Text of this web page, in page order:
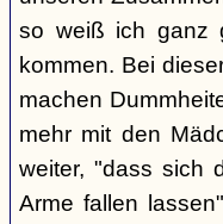
so weiß ich ganz
kommen. Bei
machen
mehr mit den
weiter, "dass sich
Arme fallen